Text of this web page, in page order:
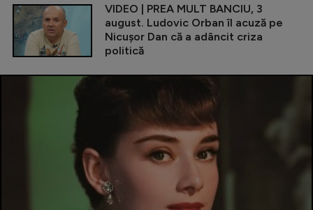
VIDEO | PREA MULT BANCIU, 3
august. Ludovic Orban îl acuză pe
Nicușor Dan că a adâncit criza
politică